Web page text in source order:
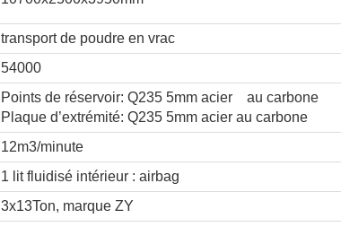
transport de poudre en vrac
54000
Points de réservoir: Q235 5mm acier au carbone
Plaque d’extrémité: Q235 5mm acier au carbone
12m3/minute
1 lit fluidisé intérieur : airbag
3x13Ton, marque ZY